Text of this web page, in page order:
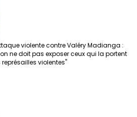
violente contre Valéry Madianga :
ne doit pas exposer ceux qui la portent
violentes"